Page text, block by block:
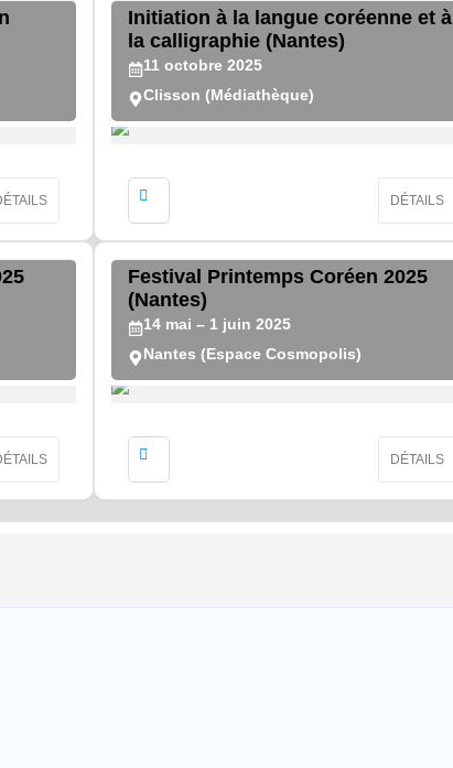
Initiation à la langue coréenne et à
la calligraphie (Nantes)
11 octobre 2025
Clisson (Médiathèque)
DÉTAILS
Festival Printemps Coréen 2025
(Nantes)
14 mai – 1 juin 2025
Nantes (Espace Cosmopolis)
DÉTAILS